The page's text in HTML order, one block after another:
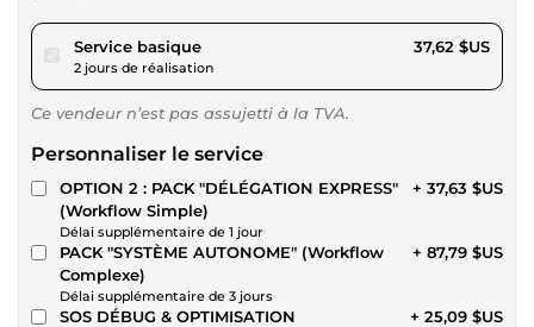
Service basiquepour 34,68 $US
2 jours de réalisation
37,62 $US
Ce vendeur n’est pas assujetti à la TVA.
Personnaliser le service
OPTION 2 : PACK "DÉLÉGATION EXPRESS"
(Workflow Simple)
Délai supplémentaire de 1 jour
+ 37,63 $US
PACK "SYSTÈME AUTONOME" (Workflow
Complexe)
Délai supplémentaire de 3 jours
+ 87,79 $US
SOS DÉBUG & OPTIMISATION + 25,09 $US